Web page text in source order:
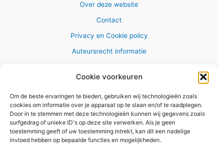
Cookie voorkeuren
Om de beste ervaringen te bieden, gebruiken wij technologieën zoals
cookies om informatie over je apparaat op te slaan en/of te raadplegen.
Door in te stemmen met deze technologieën kunnen wij gegevens zoals
surfgedrag of unieke ID's op deze site verwerken. Als je geen
toestemming geeft of uw toestemming intrekt, kan dit een nadelige
invloed hebben op bepaalde functies en mogelijkheden.
Over deze website
Contact
Privacy en Cookie policy
Auteursrecht informatie
Copyright © 2026 AlleWandelRoutes.nl